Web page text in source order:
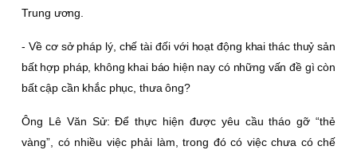
Trung ương.
- Về cơ sở pháp lý, chế tài đối với hoạt động khai thác thuỷ sản
bất hợp pháp, không khai báo hiện nay có những vấn đề gì còn
bất cập cần khắc phục, thưa ông?
Ông Lê Văn Sử:Ðể thực hiện được yêu cầu tháo gỡ “thẻ
vàng”, có nhiều việc phải làm, trong đó có việc chưa có chế